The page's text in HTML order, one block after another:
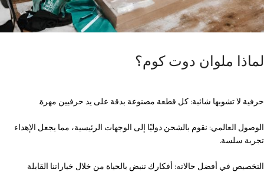
لماذا ملوان دوت كوم؟
حرفية لا تشوبها شائبة: كل قطعة مصنوعة بدقة على يد حرفيين مهرة.
الوصول العالمي: نقوم بالشحن دوليًا إلى الوجهات الرئيسية، مما يجعل الإهداء
تجربة سلسة.
التخصيص في أفضل حالاته: أفكارك تنبض بالحياة من خلال خياراتنا القابلة